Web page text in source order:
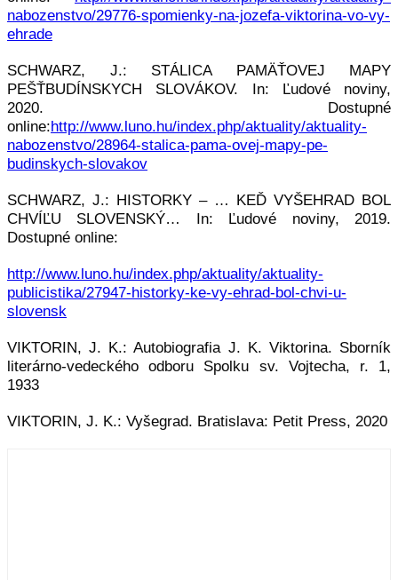
nabozenstvo/29776-spomienky-na-jozefa-viktorina-vo-vy-
ehrade
SCHWARZ, J.: STÁLICA PAMÄŤOVEJ MAPY
PEŠŤBUDÍNSKYCH SLOVÁKOV. In: Ľudové noviny,
2020. Dostupné
online:http://www.luno.hu/index.php/aktuality/aktuality-
nabozenstvo/28964-stalica-pama-ovej-mapy-pe-
budinskych-slovakov
SCHWARZ, J.: HISTORKY – … KEĎ VYŠEHRAD BOL
CHVÍĽU SLOVENSKÝ… In: Ľudové noviny, 2019.
Dostupné online:
http://www.luno.hu/index.php/aktuality/aktuality-
publicistika/27947-historky-ke-vy-ehrad-bol-chvi-u-
slovensk
VIKTORIN, J. K.: Autobiografia J. K. Viktorina. Sborník
literárno-vedeckého odboru Spolku sv. Vojtecha, r. 1,
1933
VIKTORIN, J. K.: Vyšegrad. Bratislava: Petit Press, 2020